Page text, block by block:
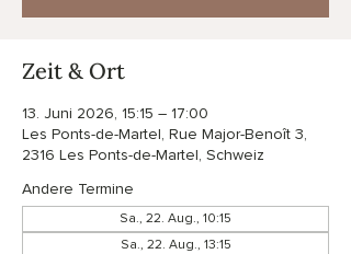
Zeit & Ort
13. Juni 2026, 15:15 – 17:00
Les Ponts-de-Martel, Rue Major-Benoît 3,
2316 Les Ponts-de-Martel, Schweiz
Andere Termine
Sa., 22. Aug., 10:15
Sa., 22. Aug., 13:15